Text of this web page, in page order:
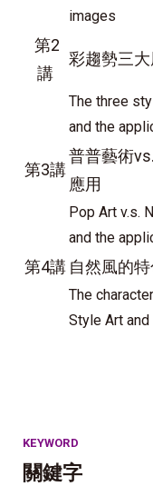
images
第2
講
彩趨勢三
The three
and the
第3講
普普藝術
應用
Pop Art v.s.
and the
第4講 自然風的
The
Style Art
KEYWORD
關鍵字